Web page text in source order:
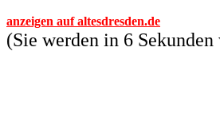
anzeigen auf altesdresden.de
(Sie werden in 6